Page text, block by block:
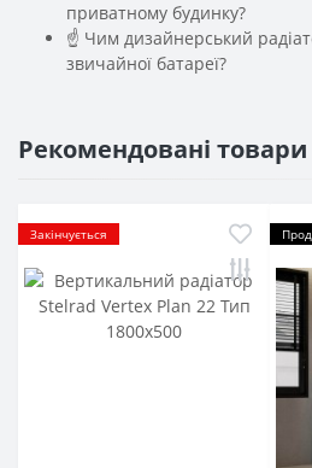
приватному будинку?
☝ Чим дизайнерський
звичайної батареї?
Рекомендовані товари
Закінчується